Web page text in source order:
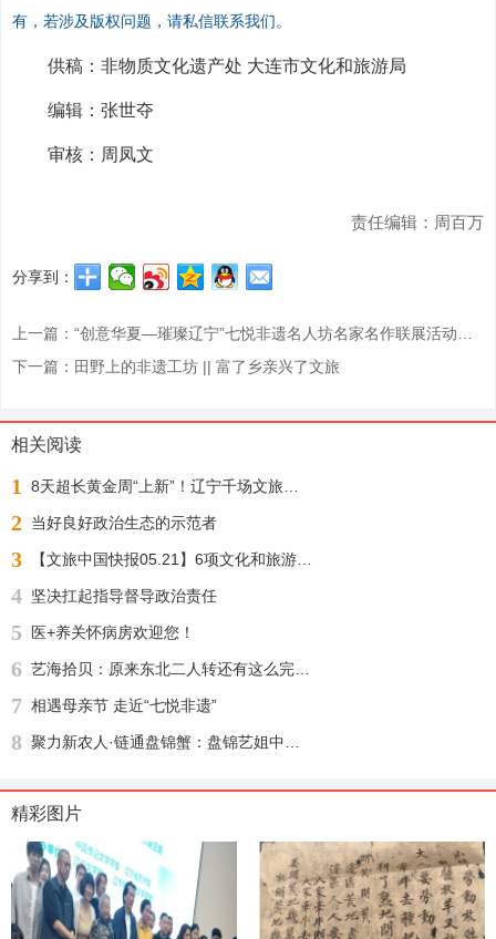
有，若涉及版权问题，请私信联系我们。
供稿：非物质文化遗产处 大连市文化和旅游局
编辑：张世夺
审核：周凤文
责任编辑：周百万
分享到：
上一篇：“创意华夏—璀璨辽宁”七悦非遗名人坊名家名作联展活动通知
下一篇：田野上的非遗工坊 || 富了乡亲兴了文旅
相关阅读
1 8天超长黄金周“上新”！辽宁千场文旅活动邀您“踏秋赏枫 醉游山海”
2 当好良好政治生态的示范者
3 【文旅中国快报05.21】6项文化和旅游行业标准公布；1月至4月全国铁路开行旅游列车增23%
4 坚决扛起指导督导政治责任
5 医+养关怀病房欢迎您！
6 艺海拾贝：原来东北二人转还有这么完整的文化渊源
7 相遇母亲节 走近“七悦非遗”
8 聚力新农人·链通盘锦蟹：盘锦艺姐中农河蟹供应链盛大启幕，绘就乡村振兴新图景
精彩图片